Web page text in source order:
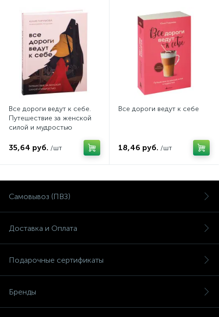
Все дороги ведут к себе.
Путешествие за женской
силой и мудростью
35,64 руб. /шт
Все дороги ведут к себе
18,46 руб. /шт
Самовывоз (ПВЗ)
Доставка и Оплата
Подарочные сертификаты
Бренды